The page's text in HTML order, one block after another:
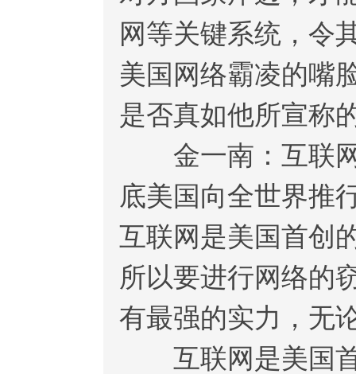
网等关键系统，令
美国网络霸凌的嘴
是否真如他所宣称
金一南：互联网
底美国向全世界推
互联网是美国首创
所以要进行网络的
有最强的实力，无
互联网是美国首